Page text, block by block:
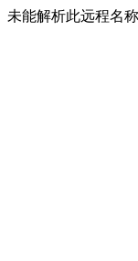
未能解析此远程名